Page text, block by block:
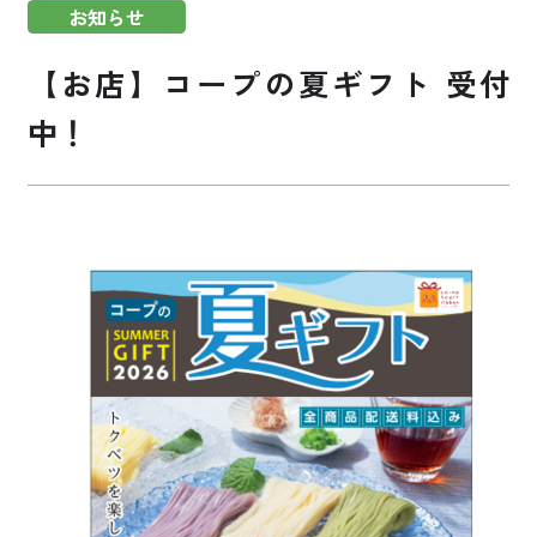
コープあいちについて
はじめての方へ
お買い物・サービス
くらしのサポート
e-フレンズ
お店のチラシ
よくあるご質問
お知らせ
【お店】コープの夏ギフト 受付
中！